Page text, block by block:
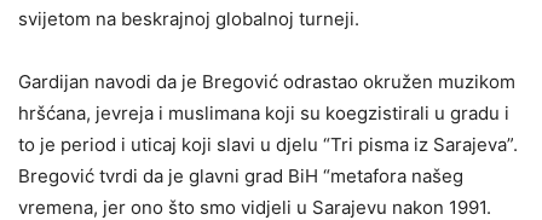
svijetom na beskrajnoj globalnoj turneji.
Gardijan navodi da je Bregović odrastao okružen muzikom
hršćana, jevreja i muslimana koji su koegzistirali u gradu i
to je period i uticaj koji slavi u djelu “Tri pisma iz Sarajeva”.
Bregović tvrdi da je glavni grad BiH “metafora našeg
vremena, jer ono što smo vidjeli u Sarajevu nakon 1991.